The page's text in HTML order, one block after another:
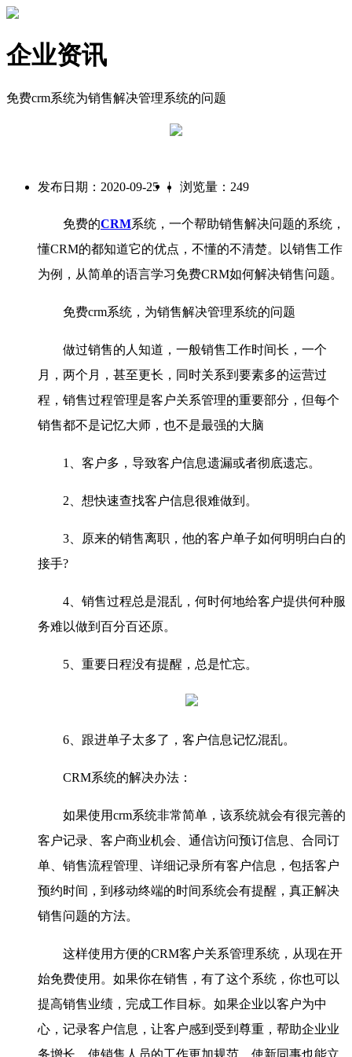
企业资讯
免费crm系统为销售解决管理系统的问题
发布日期：2020-09-25 | 浏览量：249
免费的CRM系统，一个帮助销售解决问题的系统，
懂CRM的都知道它的优点，不懂的不清楚。以销售工作
为例，从简单的语言学习免费CRM如何解决销售问题。
免费crm系统，为销售解决管理系统的问题
做过销售的人知道，一般销售工作时间长，一个
月，两个月，甚至更长，同时关系到要素多的运营过
程，销售过程管理是客户关系管理的重要部分，但每个
销售都不是记忆大师，也不是最强的大脑
1、客户多，导致客户信息遗漏或者彻底遗忘。
2、想快速查找客户信息很难做到。
3、原来的销售离职，他的客户单子如何明明白白的
接手?
4、销售过程总是混乱，何时何地给客户提供何种服
务难以做到百分百还原。
5、重要日程没有提醒，总是忙忘。
6、跟进单子太多了，客户信息记忆混乱。
CRM系统的解决办法：
如果使用crm系统非常简单，该系统就会有很完善的
客户记录、客户商业机会、通信访问预订信息、合同订
单、销售流程管理、详细记录所有客户信息，包括客户
预约时间，到移动终端的时间系统会有提醒，真正解决
销售问题的方法。
这样使用方便的CRM客户关系管理系统，从现在开
始免费使用。如果你在销售，有了这个系统，你也可以
提高销售业绩，完成工作目标。如果企业以客户为中
心，记录客户信息，让客户感到受到尊重，帮助企业业